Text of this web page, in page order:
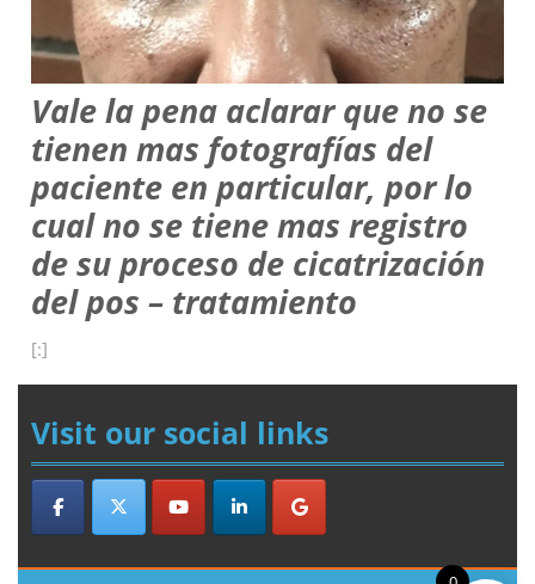
Vale la pena aclarar que no se
tienen mas fotografías del
paciente en particular, por lo
cual no se tiene mas registro
de su proceso de cicatrización
del pos – tratamiento
[:]
Visit our social links